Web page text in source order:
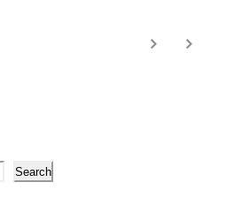
Search